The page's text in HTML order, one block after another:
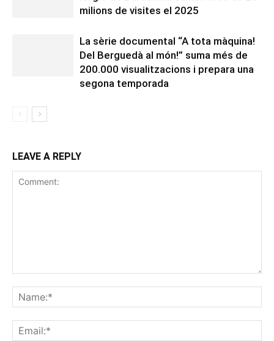
milions de visites el 2025
La sèrie documental “A tota màquina!
Del Berguedà al món!” suma més de
200.000 visualitzacions i prepara una
segona temporada
LEAVE A REPLY